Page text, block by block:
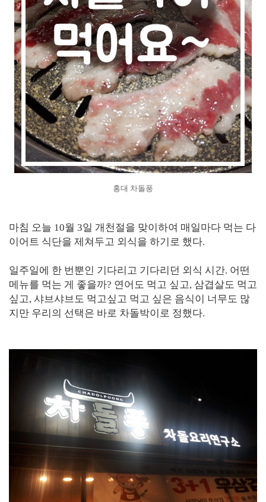
홍대 차돌풍
마침 오늘 10월 3일 개천절을 맞이하여 매일마다 먹는 다
이어트 식단을 제쳐두고 외식을 하기로 했다.
일주일에 한 번뿐인 기다리고 기다리던 외식 시간. 어떤
메뉴를 먹는 게 좋을까? 연어도 먹고 싶고, 삼겹살도 먹고
싶고, 샤브샤브도 먹고싶고 먹고 싶은 음식이 너무도 많
지만 우리의 선택은 바로 차돌박이로 정했다.